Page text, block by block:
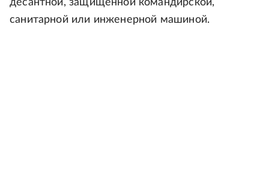
десантной, защищенной командирской,
санитарной или инженерной машиной.